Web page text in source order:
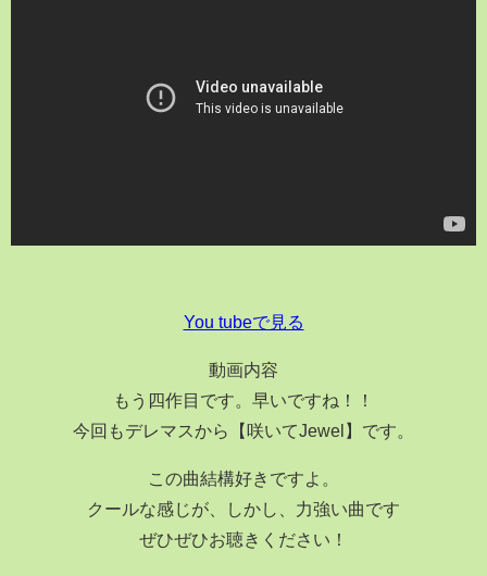
You tubeで見る
動画内容
もう四作目です。早いですね！！
今回もデレマスから【咲いてJewel】です。
この曲結構好きですよ。
クールな感じが、しかし、力強い曲です
ぜひぜひお聴きください！